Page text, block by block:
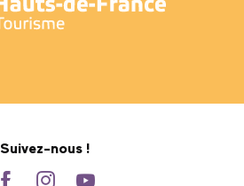
Suivez-nous !